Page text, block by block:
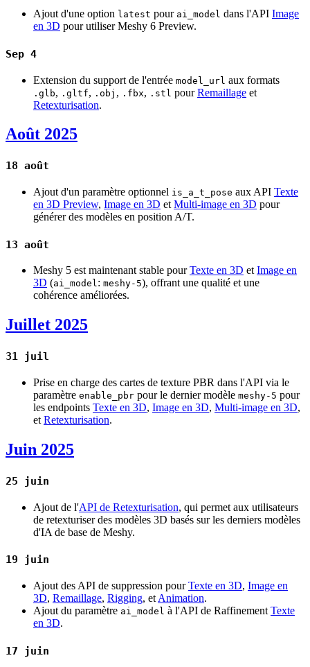
Ajout d'une option latest pour ai_model dans l'API Image
en 3D pour utiliser Meshy 6 Preview.
Sep 4
Extension du support de l'entrée model_url aux formats
.glb, .gltf, .obj , .fbx, .stl pourRemaillage et
Retexturisation.
Août 2025
18 août
Ajout d'un paramètre optionnel is_a_t_pose aux API Texte
en 3D Preview, Image en 3D et Multi-image en 3D pour
générer des modèles en position A/T.
13 août
Meshy 5 est maintenant stable pourTexte en 3D etImage en
3D (ai_model: meshy-5), offrant une qualité et une
cohérence améliorées.
Juillet 2025
31 juil
Prise en charge des cartes de texture PBR dans l'API via le
paramètre enable_pbr pour le dernier modèle meshy-5 pour
les endpoints Texte en 3D, Image en 3D, Multi-image en 3D,
et Retexturisation.
Juin 2025
25 juin
Ajout de l'API de Retexturisation, qui permet aux utilisateurs
de retexturiser des modèles 3D basés sur les derniers modèles
d'IA de base de Meshy.
19 juin
Ajout des API de suppression pourTexte en 3D, Image en
3D, Remaillage, Rigging, et Animation.
Ajout du paramètre ai_model à l'API de Raffinement Texte
en 3D.
17 juin